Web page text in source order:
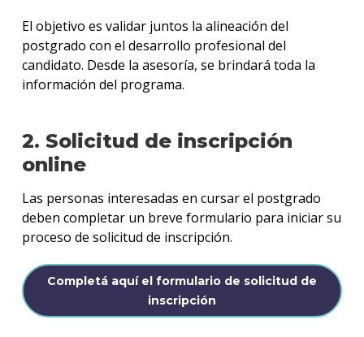
El objetivo es validar juntos la alineación del
postgrado con el desarrollo profesional del
candidato. Desde la asesoría, se brindará toda la
información del programa.
2. Solicitud de inscripción
online
Las personas interesadas en cursar el postgrado
deben completar un breve formulario para iniciar su
proceso de solicitud de inscripción.
Completá aquí el formulario de solicitud de
inscripción